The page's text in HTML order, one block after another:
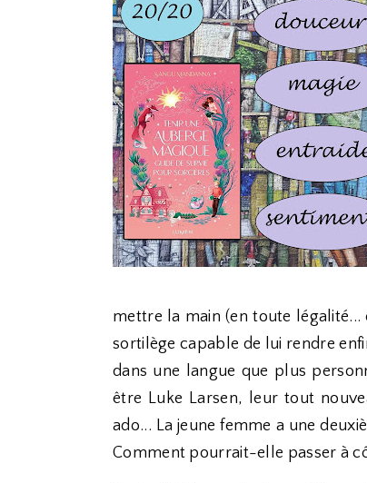
mettre la main (en toute
sortilège capable de lui rendre
dans une langue que plus
être Luke Larsen, leur tout
ado... La jeune femme a une
Comment pourrait-elle passer à